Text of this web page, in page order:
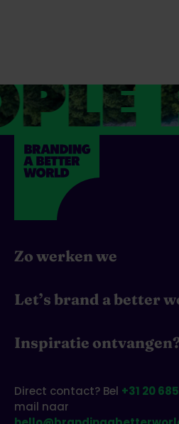
Zo werken we
Let’s brand a better
Inspiratie
Direct contact? Bel +31 20
mail naar